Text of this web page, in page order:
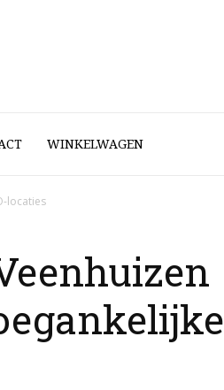
WINKELWAGEN
locaties